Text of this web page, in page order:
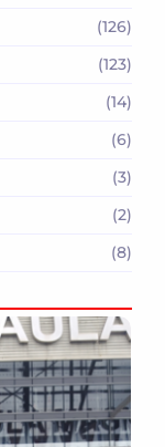
(126)
(123)
(14)
(6)
(3)
(2)
(8)